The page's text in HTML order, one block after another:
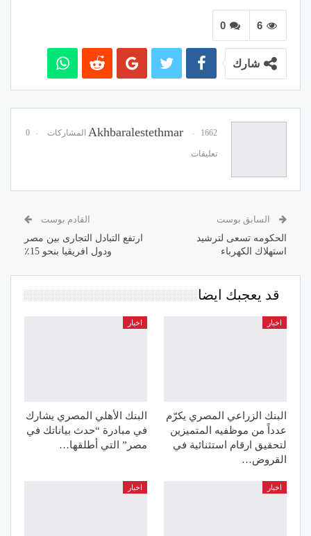
0 6
شارك
Akhbaralestethmar 1662 المشاركات 0
تعليقات
السابق بوست
الحكومه تسعى لترشيد
استهلاك الكهرباء
القادم بوست
ارتفع التبادل التجارى بين مصر
ودول افريقيا بنحو 15٪
قد يعجبك ايضا
اخبار
البنك الزراعي المصري يكرّم
عدداً من موظفيه المتميزين
لتحقيق ارقام استثنائية في
القروض…
اخبار
البنك الأهلي المصري يشارك
في مبادرة “حدث بياناتك في
مصر” التي أطلقها…
اخبار اخبار